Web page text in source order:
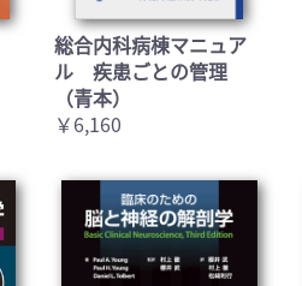
総合内科病棟マニュア
ル 疾患ごとの管理
（青本）
￥6,160